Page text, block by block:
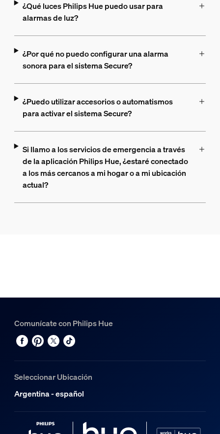
¿Qué luces Philips Hue puedo usar para
alarmas de luz?
¿Por qué no puedo configurar una alarma
sonora para el sistema Secure?
¿Puedo utilizar accesorios o automatismos
para activar el sistema Secure?
Si llamo a los servicios de emergencia a través
de la aplicación Philips Hue, ¿estaré conectado
a los más cercanos a mi hogar o a mi ubicación
actual?
Comunícate con Philips Hue
Seleccionar Ubicación
Argentina - español